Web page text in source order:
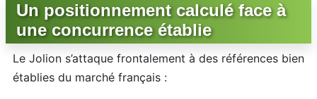
Un positionnement calculé face à
une concurrence établie
Le Jolion s’attaque frontalement à des références bien
établies du marché français :